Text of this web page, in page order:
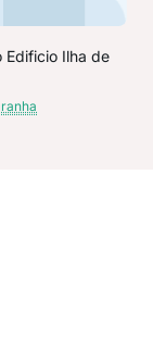
Edificio Ilha de